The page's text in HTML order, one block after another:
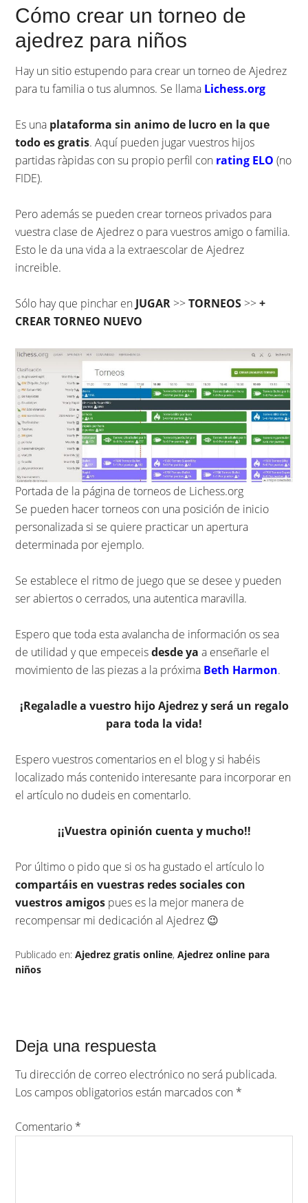
Cómo crear un torneo de
ajedrez para niños
Hay un sitio estupendo para crear un torneo de Ajedrez
para tu familia o tus alumnos. Se llama Lichess.org
Es una plataforma sin animo de lucro en la que
todo es gratis. Aquí pueden jugar vuestros hijos
partidas ràpidas con su propio perfil con rating ELO (no
FIDE).
Pero además se pueden crear torneos privados para
vuestra clase de Ajedrez o para vuestros amigo o familia.
Esto le da una vida a la extraescolar de Ajedrez
increible.
Sólo hay que pinchar en JUGAR >>TORNEOS >>+
CREAR TORNEO NUEVO
Portada de la página de torneos de Lichess.org
Se pueden hacer torneos con una posición de inicio
personalizada si se quiere practicar un apertura
determinada por ejemplo.
Se establece el ritmo de juego que se desee y pueden
ser abiertos o cerrados, una autentica maravilla.
Espero que toda esta avalancha de información os sea
de utilidad y que empeceisdesde ya a enseñarle el
movimiento de las piezas a la próxima Beth Harmon.
¡Regaladle a vuestro hijo Ajedrez y será un regalo
para toda la vida!
Espero vuestros comentarios en el blog y si habéis
localizado más contenido interesante para incorporar en
el artículo no dudeis en comentarlo.
¡¡Vuestra opinión cuenta y mucho!!
Por último o pido que si os ha gustado el artículo lo
compartáis en vuestras redes sociales con
vuestros amigos pues es la mejor manera de
recompensar mi dedicación al Ajedrez 😉
Publicado en:Ajedrez gratis online,Ajedrez online para
niños
Deja una respuesta
Tu dirección de correo electrónico no será publicada.
Los campos obligatorios están marcados con *
Comentario *